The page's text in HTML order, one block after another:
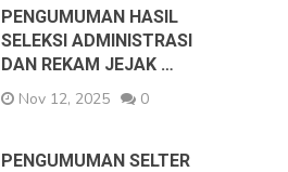
PENGUMUMAN HASIL
SELEKSI ADMINISTRASI
DAN REKAM JEJAK …
Nov 12, 2025
0
PENGUMUMAN SELTER